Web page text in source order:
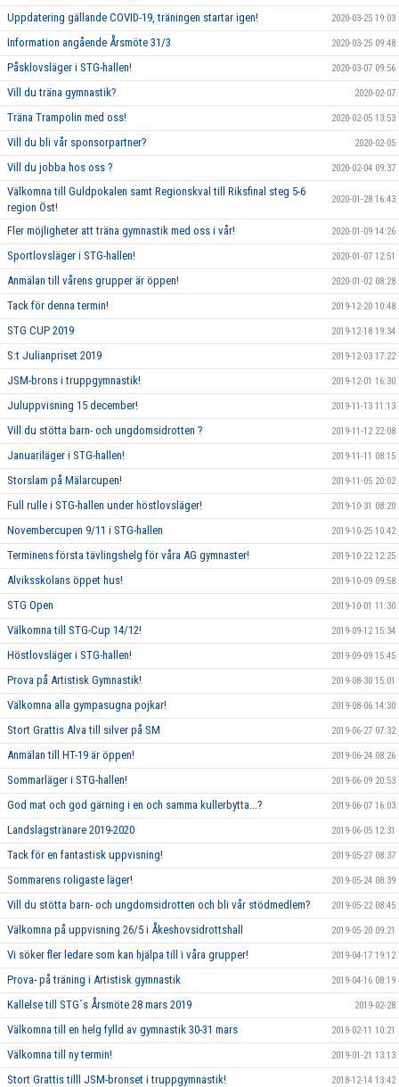
Uppdatering gällande COVID-19, träningen startar igen! 2020-03-25 19:03
Information angående Årsmöte 31/3 2020-03-25 09:48
Påsklovsläger i STG-hallen! 2020-03-07 09:56
Vill du träna gymnastik? 2020-02-07
Träna Trampolin med oss! 2020-02-05 13:53
Vill du bli vår sponsorpartner? 2020-02-05
Vill du jobba hos oss ? 2020-02-04 09:37
Välkomna till Guldpokalen samt Regionskval till Riksfinal steg 5-6
region Öst!
2020-01-28 16:43
Fler möjligheter att träna gymnastik med oss i vår! 2020-01-09 14:26
Sportlovsläger i STG-hallen! 2020-01-07 12:51
Anmälan till vårens grupper är öppen! 2020-01-02 08:28
Tack för denna termin! 2019-12-20 10:48
STG CUP 2019 2019-12-18 19:34
S:t Julianpriset 2019 2019-12-03 17:22
JSM-brons i truppgymnastik! 2019-12-01 16:30
Juluppvisning 15 december! 2019-11-13 11:13
Vill du stötta barn- och ungdomsidrotten ? 2019-11-12 22:08
Januariläger i STG-hallen! 2019-11-11 08:15
Storslam på Mälarcupen! 2019-11-05 20:02
Full rulle i STG-hallen under höstlovsläger! 2019-10-31 08:20
Novembercupen 9/11 i STG-hallen 2019-10-25 10:42
Terminens första tävlingshelg för våra AG gymnaster! 2019-10-22 12:25
Alviksskolans öppet hus! 2019-10-09 09:58
STG Open 2019-10-01 11:30
Välkomna till STG-Cup 14/12! 2019-09-12 15:34
Höstlovsläger i STG-hallen! 2019-09-09 15:45
Prova på Artistisk Gymnastik! 2019-08-30 15:01
Välkomna alla gympasugna pojkar! 2019-08-06 14:30
Stort Grattis Alva till silver på SM 2019-06-27 07:32
Anmälan till HT-19 är öppen! 2019-06-24 08:26
Sommarläger i STG-hallen! 2019-06-09 20:53
God mat och god gärning i en och samma kullerbytta...? 2019-06-07 16:03
Landslagstränare 2019-2020 2019-06-05 12:31
Tack för en fantastisk uppvisning! 2019-05-27 08:37
Sommarens roligaste läger! 2019-05-24 08:39
Vill du stötta barn- och ungdomsidrotten och bli vår stödmedlem? 2019-05-22 08:45
Välkomna på uppvisning 26/5 i Åkeshovsidrottshall 2019-05-20 09:21
Vi söker fler ledare som kan hjälpa till i våra grupper! 2019-04-17 19:12
Prova- på träning i Artistisk gymnastik 2019-04-16 08:19
Kallelse till STG´s Årsmöte 28 mars 2019 2019-02-28
Välkomna till en helg fylld av gymnastik 30-31 mars 2019-02-11 10:21
Välkomna till ny termin! 2019-01-21 13:13
Stort Grattis tilll JSM-bronset i truppgymnastik! 2018-12-14 13:42